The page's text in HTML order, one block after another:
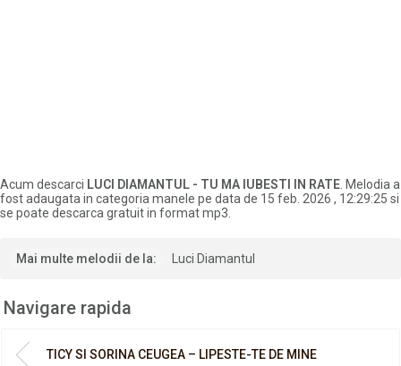
Acum descarci LUCI DIAMANTUL - TU MA IUBESTI IN RATE . Melodia a
fost adaugata in categoria manele pe data de 15 feb. 2026 , 12:29:25 si
se poate descarca gratuit in format mp3.
Mai multe melodii de la: Luci Diamantul
Navigare rapida
TICY SI SORINA CEUGEA – LIPESTE-TE DE MINE